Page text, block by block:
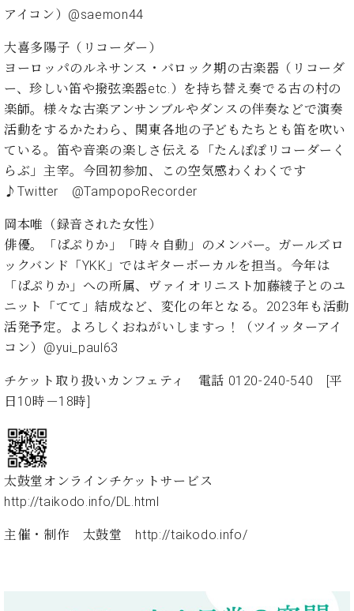
ト
ピ
ア
C.
ベ
ヒ
シ
ュ
タ
イ
レ
ジ
デ
ン
ス
ア
ッ
プ
イ
ト
ア
ノ
C.
ヒ
ジオ
タル
ホー
ル・
スタ
ジオ
空き
状況
動
画
録
ビ
ス
音
楽
教
室
ピ
ア
ノ
の
コ
ン
シ
ェ
ジ
アイコン）@saemon44
大喜多陽子（リコーダー）
ヨーロッパのルネサンス・バロック期の古楽器（リコーダ
ー、珍しい笛や撥弦楽器etc.）を持ち替え奏でる古の村の
楽師。様々な古楽アンサンブルやダンスの伴奏などで演奏
活動をするかたわら、関東各地の子どもたちとも笛を吹い
ている。笛や音楽の楽しさ伝える「たんぽぽリコーダーく
らぶ」主宰。今回初参加、この空気感わくわくです
♪Twitter @TampopoRecorder
岡本唯（録音された女性）
俳優。「ぱぷりか」「時々自動」のメンバー。ガールズロ
ックバンド「YKK」ではギターボーカルを担当。今年は
「ぱぷりか」への所属、ヴァイオリニスト加藤綾子とのユ
ニット「てて」結成など、変化の年となる。2023年も活動
活発予定。よろしくおねがいしますっ！（ツイッターアイ
コン） @yui_paul63
チケット取り扱いカンフェティ 電話 0120-240-540 [平
日10時－18時]
太鼓堂オンラインチケットサービス
http://taikodo.info/DL.html
主催・制作 太鼓堂 http://taikodo.info/